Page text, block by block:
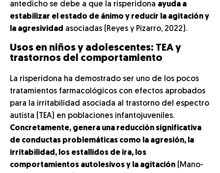
antedicho se debe a que la risperidona ayuda a
estabilizar el estado de ánimo y reducir la agitación y
la agresividad asociadas (Reyes y Pizarro, 2022).
Usos en niños y adolescentes: TEA y
trastornos del comportamiento
La risperidona ha demostrado ser uno de los pocos
tratamientos farmacológicos con efectos aprobados
para la irritabilidad asociada al trastorno del espectro
autista (TEA) en poblaciones infantojuveniles.
Concretamente, genera una reducción significativa
de conductas problemáticas como la agresión, la
irritabilidad, los estallidos de ira, los
comportamientos autolesivos y la agitación (Mano-